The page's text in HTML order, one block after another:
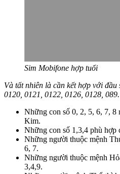
Sim Mobifone hợp tuổi
Và tất nhiên là cần kết hợp với đầu
0120, 0121, 0122, 0126, 0128, 089.
Những con số 0, 2, 5, 6, 7, 8
Kim.
Những con số 1,3,4 phù hợp
Những người thuộc mệnh
6, 7.
Những người thuộc mệnh
3,4,9.